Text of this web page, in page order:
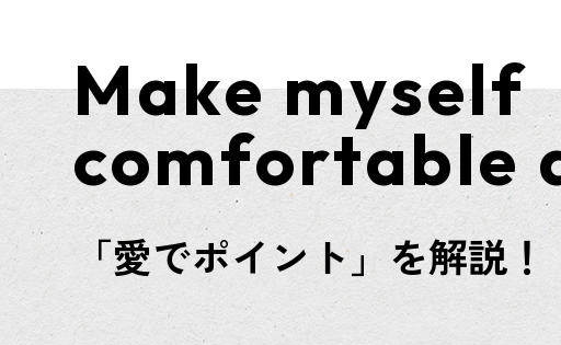
Make myself
comfortable
「愛でポイント」を解説！